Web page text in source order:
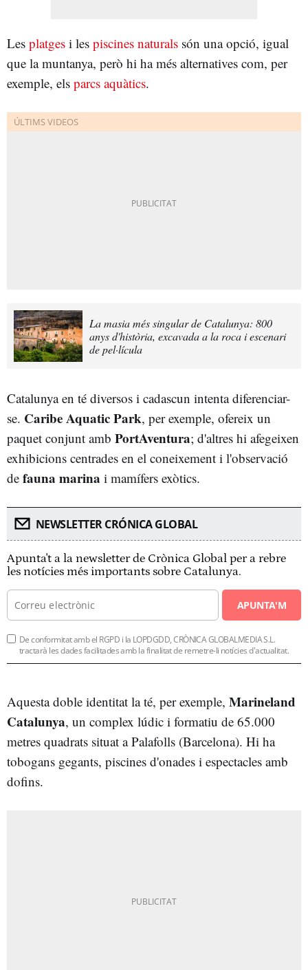
Les platges i les piscines naturals són una opció, igual
que la muntanya, però hi ha més alternatives com, per
exemple, els parcs aquàtics.
La masia més singular de Catalunya: 800
anys d'història, excavada a la roca i escenari
de pel·lícula
Catalunya en té diversos i cadascun intenta diferenciar-
se. Caribe Aquatic Park, per exemple, ofereix un
paquet conjunt amb PortAventura; d'altres hi afegeixen
exhibicions centrades en el coneixement i l'observació
de fauna marina i mamífers exòtics.
NEWSLETTER CRÓNICA GLOBAL
Apunta't a la newsletter de Crònica Global per a rebre
les notícies més importants sobre Catalunya.
APUNTA'M
De conformitat amb el RGPD i la LOPDGDD, CRÒNICA GLOBALMEDIA S.L.
tractarà les dades facilitades amb la finalitat de remetre-li notícies d'actualitat.
Aquesta doble identitat la té, per exemple, Marineland
Catalunya, un complex lúdic i formatiu de 65.000
metres quadrats situat a Palafolls (Barcelona). Hi ha
tobogans gegants, piscines d'onades i espectacles amb
dofins.